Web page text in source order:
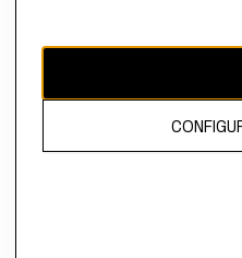
El contenido de esta página
propiedad de H&M Hennes &